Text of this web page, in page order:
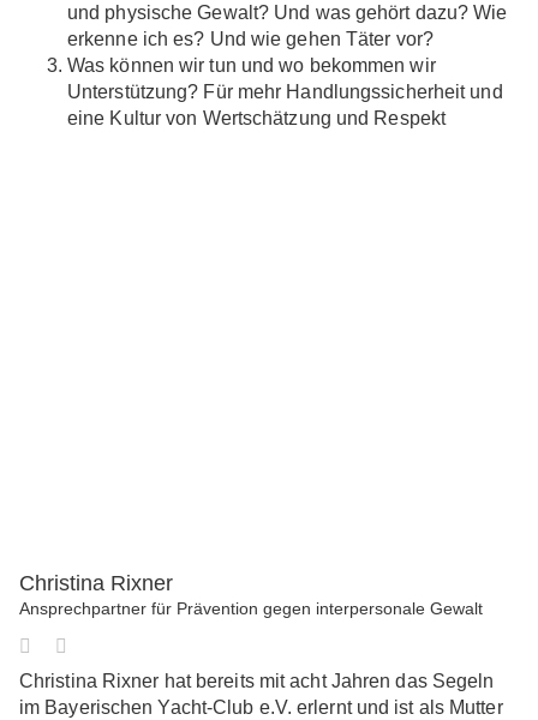
und physische Gewalt? Und was gehört dazu? Wie
erkenne ich es? Und wie gehen Täter vor?
Was können wir tun und wo bekommen wir
Unterstützung? Für mehr Handlungssicherheit und
eine Kultur von Wertschätzung und Respekt
Christina Rixner
Ansprechpartner für Prävention gegen interpersonale Gewalt
Christina Rixner hat bereits mit acht Jahren das Segeln
im Bayerischen Yacht-Club e.V. erlernt und ist als Mutter